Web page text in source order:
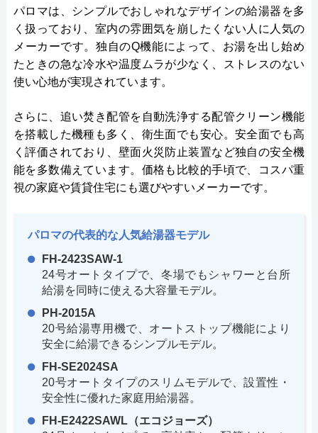
パロマは、シンプルでおしゃれなデザインの給湯器を多
く扱っており、室内の雰囲気を崩したくない人に人気の
メーカーです。独自のQ機能によって、お湯を出し始め
たときの急な冷水や温度ムラが少なく、ストレスのない
使い心地が実現されています。
さらに、追い焚き配管を自動洗浄する配管クリーン機能
を搭載した機種も多く、衛生面でも安心。安全面でも高
く評価されており、壁面火災防止装置など独自の安全機
能を多数備えています。価格も比較的手頃で、コスパ重
視の家庭や賃貸住宅にも選びやすいメーカーです。
パロマの代表的な人気給湯器モデル
FH-2423SAW-1
24号オートタイプで、冬場でもシャワーと台所
給湯を同時に使える大容量モデル。
PH-2015A
20号給湯専用機で、オートストップ機能により
安全に給湯できるシンプルモデル。
FH-SE2024SA
20号オートタイプのスリムモデルで、設置性・
安全性に優れた家庭用給湯器。
FH-E2422SAWL（エコジョーズ）